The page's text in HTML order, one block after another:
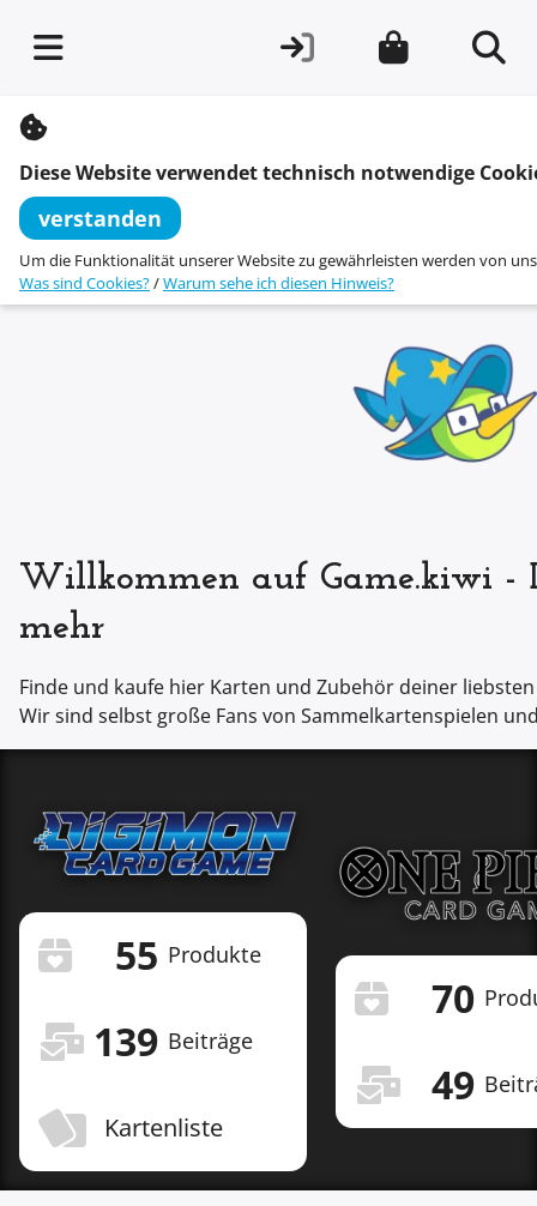
t
Diese Website verwendet technisch notwendige
verstanden
Um die Funktionalität unserer Website zu gewährleisten werden von
Was sind Cookies?/Warum sehe ich diesen Hinweis?
Willkommen auf Game.kiwi -
mehr
Finde und kaufe hier Karten und Zubehör deiner liebsten
Wir sind selbst große Fans von Sammelkartenspielen
55 Produkte
139 Beiträge
Kartenliste
70
49